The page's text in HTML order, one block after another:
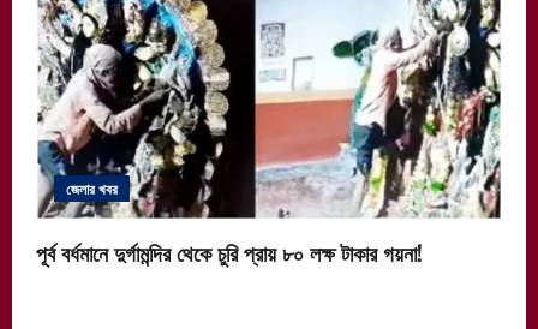
জেলার খবর
পূর্ব বর্ধমানে দুর্গামন্দির থেকে চুরি প্রায় ৮০ লক্ষ টাকার গয়না!